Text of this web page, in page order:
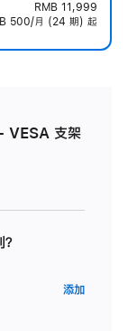
RMB 11,999
500/月 (24 期) 起
VESA 支架
添加